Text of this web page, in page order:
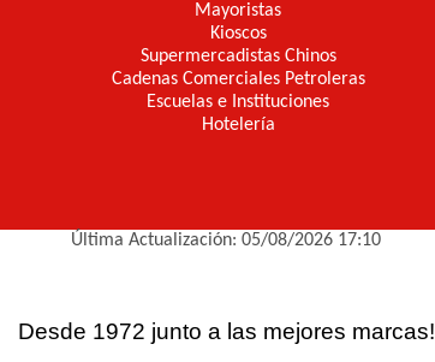
Mayoristas
Kioscos
Supermercadistas Chinos
Cadenas Comerciales Petroleras
Escuelas e Instituciones
Hotelería
Última Actualización: 05/08/2026 17:10
Desde 1972 junto a las mejores marcas!